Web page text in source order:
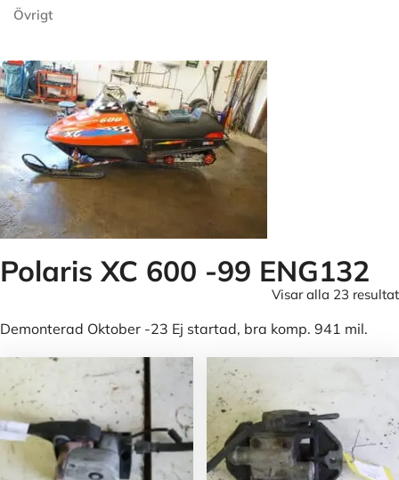
Övrigt
Polaris XC 600 -99 ENG132
Visar alla 23 resultat
Demonterad Oktober -23 Ej startad, bra komp. 941 mil.